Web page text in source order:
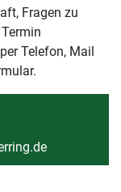
Fragen zu
Telefon, Mail